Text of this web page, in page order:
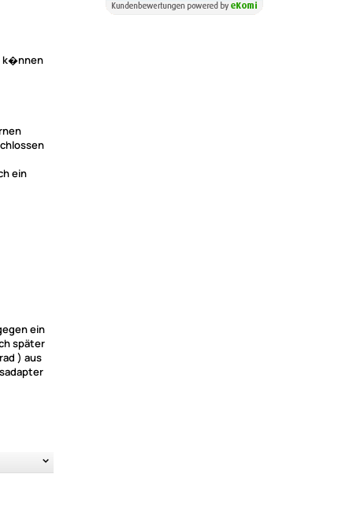
k�nnen
ein
ein
später
) aus